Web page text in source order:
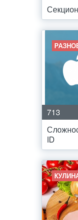
713
ID